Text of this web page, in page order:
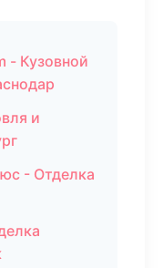
- Кузовной
и
- Отделка